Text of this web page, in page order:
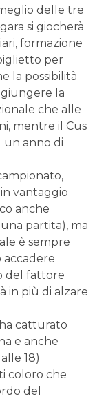
delle tre
si giocherà
formazione
per
la possibilità
la
che alle
mentre il Cus
un anno di
vantaggio
anche
partita), ma
è sempre
accadere
del fattore
in più di alzare
ha catturato
e anche
18)
coloro che
del